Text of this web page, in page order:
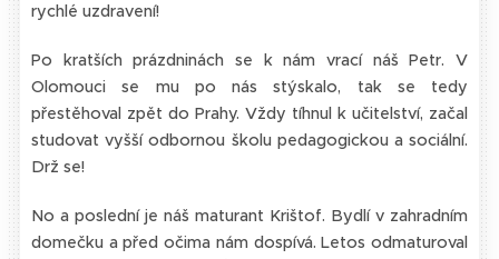
rychlé uzdravení!
Po kratších prázdninách se k nám vrací náš Petr. V
Olomouci se mu po nás stýskalo, tak se tedy
přestěhoval zpět do Prahy. Vždy tíhnul k učitelství, začal
studovat vyšší odbornou školu pedagogickou a sociální.
Drž se!
No a poslední je náš maturant Krištof. Bydlí v zahradním
domečku a před očima nám dospívá. Letos odmaturoval